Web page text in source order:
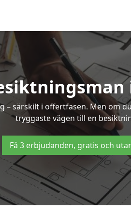
– särskilt i offertfasen. Men om
tryggaste vägen till en
Få 3 erbjudanden, gratis och